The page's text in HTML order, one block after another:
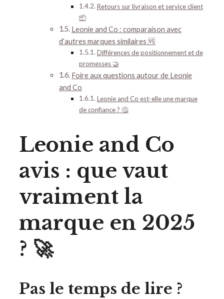
Retours sur livraison et service client
📦
Leonie and Co : comparaison avec
d’autres marques similaires 🆚
Différences de positionnement et de
promesses 🤝
Foire aux questions autour de Leonie
and Co
Leonie and Co est-elle une marque
de confiance ? 🤔
Leonie and Co
avis : que vaut
vraiment la
marque en 2025
? 🚀
Pas le temps de lire ?